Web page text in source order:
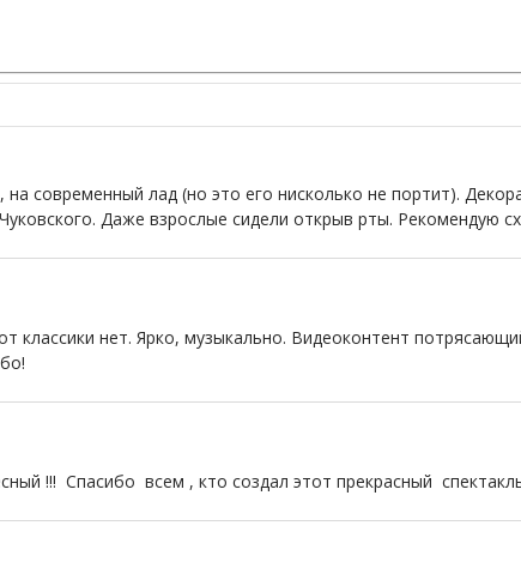
современный лад (но это его нисколько не портит).
Даже взрослые сидели открыв рты. Рекомендую
классики нет. Ярко, музыкально. Видеоконтент
!!! Спасибо всем , кто создал этот прекрасный